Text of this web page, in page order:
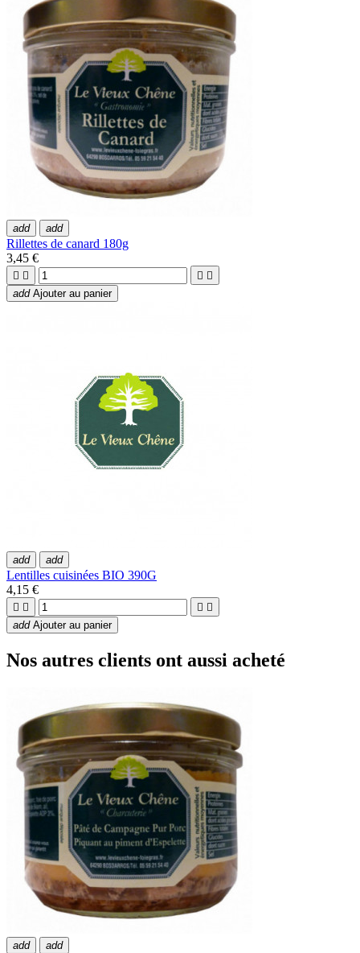
add add
Rillettes de canard 180g
3,45 €
   
add Ajouter au panier
add add
Lentilles cuisinées BIO 390G
4,15 €
   
add Ajouter au panier
Nos autres clients ont aussi acheté
add add